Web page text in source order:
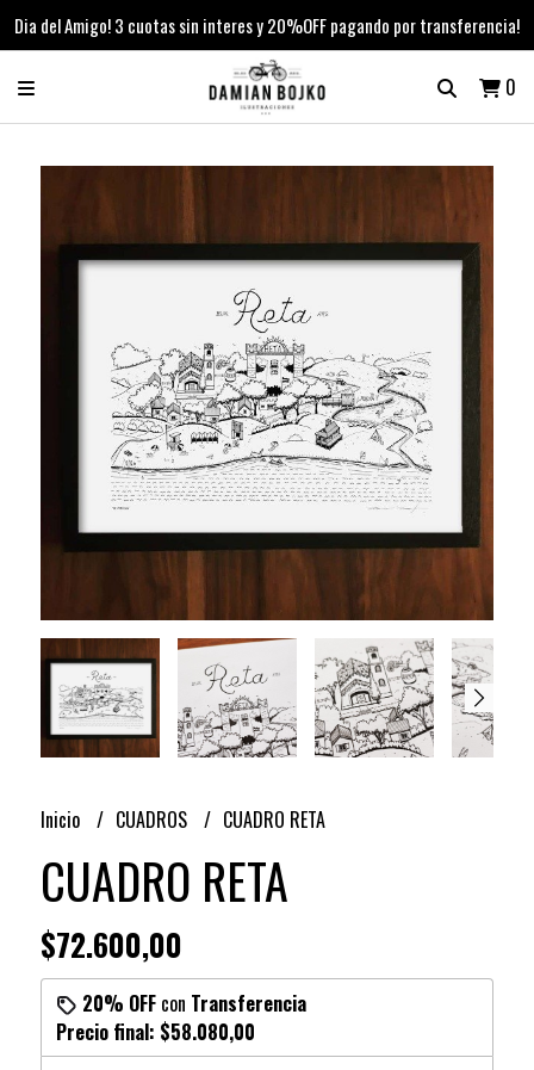
Dia del Amigo! 3 cuotas sin interes y 20%OFF pagando por transferencia!
0
Inicio CUADROS CUADRO RETA
CUADRO RETA
$72.600,00
20% OFFcon Transferencia
Precio final: $58.080,00